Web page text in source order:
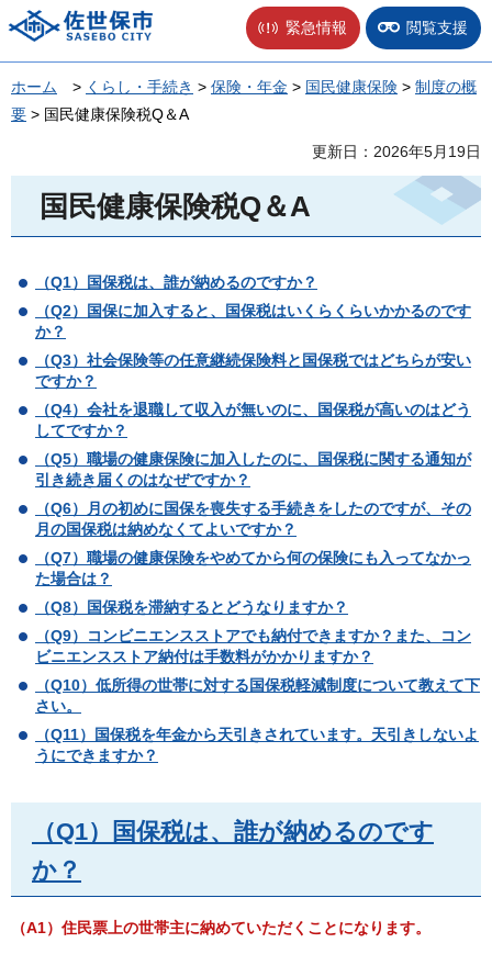
佐世保市 緊急情報 閲覧支援
ホーム > くらし・手続き > 保険・年金 > 国民健康保険 > 制度の概
要 > 国民健康保険税Q＆A
更新日：2026年5月19日
国民健康保険税Q＆A
（Q1）国保税は、誰が納めるのですか？
（Q2）国保に加入すると、国保税はいくらくらいかかるのです
か？
（Q3）社会保険等の任意継続保険料と国保税ではどちらが安い
ですか？
（Q4） 会社を退職して収入が無いのに、国保税が高いのはどう
してですか？
（Q5） 職場の健康保険に加入したのに、国保税に関する通知が
引き続き届くのはなぜですか？
（Q6）月の初めに国保を喪失する手続きをしたのですが、その
月の国保税は納めなくてよいですか？
（Q7）職場の健康保険をやめてから何の保険にも入ってなかっ
た場合は？
（Q8）国保税を滞納するとどうなりますか？
（Q9）コンビニエンスストアでも納付できますか？また、コン
ビニエンスストア納付は手数料がかかりますか？
（Q10）低所得の世帯に対する国保税軽減制度について教えて下
さい。
（Q11）国保税を年金から天引きされています。天引きしないよ
うにできますか？
（Q1）国保税は、誰が納めるのです
か？
（A1）住民票上の世帯主に納めていただくことになります。